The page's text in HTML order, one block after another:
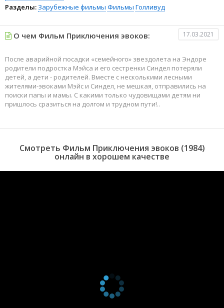
Разделы: Зарубежные фильмы Фильмы Голливуд
О чем Фильм Приключения эвоков: 17.03.2021
После аварийной посадки «семейного» звездолета на Эндоре
родители подростка Мэйса и его сестренки Синдел потеряли
детей, а дети - родителей. Вместе с несколькими лесными
жителями-эвоками Мэйс и Синдел, не мешкая, отправились на
поиски папы и мамы. С какими только чудовищами детям ни
пришлось сразиться на долгом и трудном пути!..
Смотреть Фильм Приключения эвоков (1984)
онлайн в хорошем качестве